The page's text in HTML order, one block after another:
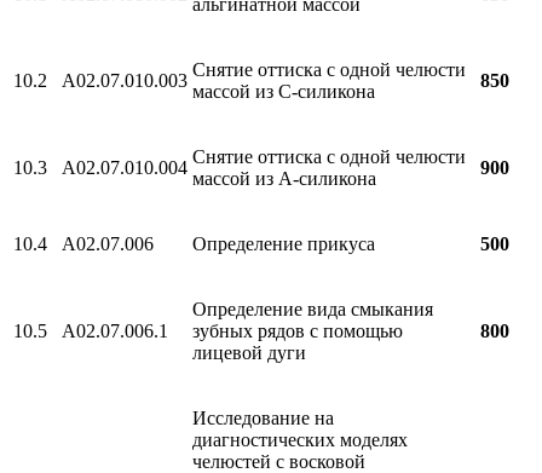
10.2 А02.07.010.003
Снятие оттиска с одной челюсти
массой из С-силикона
850
10.3 А02.07.010.004
Снятие оттиска с одной челюсти
массой из А-силикона
900
10.4 А02.07.006 Определение прикуса 500
10.5 А02.07.006.1
Определение вида смыкания
зубных рядов с помощью
лицевой дуги
800
Исследование на
диагностических моделях
челюстей с восковой